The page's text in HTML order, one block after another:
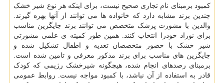
کمبود برمبنای نام تجاری صحیح نیست، برای اینکه هر نوع شیر خشک
چندین برند مشابه دارد که خانواده ها می توانند از آنها بهره گیرند.
والدین با مشورت پزشک متخصص می توانند برند جایگزین مناسب
برای نوزاد خودرا انتخاب کنند. همین طور کمیته ی علمی مشورتی
شیر خشک با حضور متخصصان تغذیه و اطفال تشکیل شده و
جایگزین های مناسب برای برند مذکور معرفی و تامین شده است.
برمبنای رصدهای انجام شده، هیچگونه شیرخشک رژیمی که کودک
قادر به استفاده از آن نباشد، با کمبود مواجه نیست. روابط عمومی